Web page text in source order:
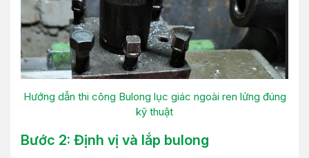
Hướng dẫn thi công Bulong lục giác ngoài ren lửng đúng
kỹ thuật
Bước 2: Định vị và lắp bulong